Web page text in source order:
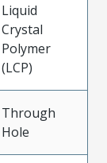
Liquid
Crystal
Polymer
(LCP)
Through
Hole